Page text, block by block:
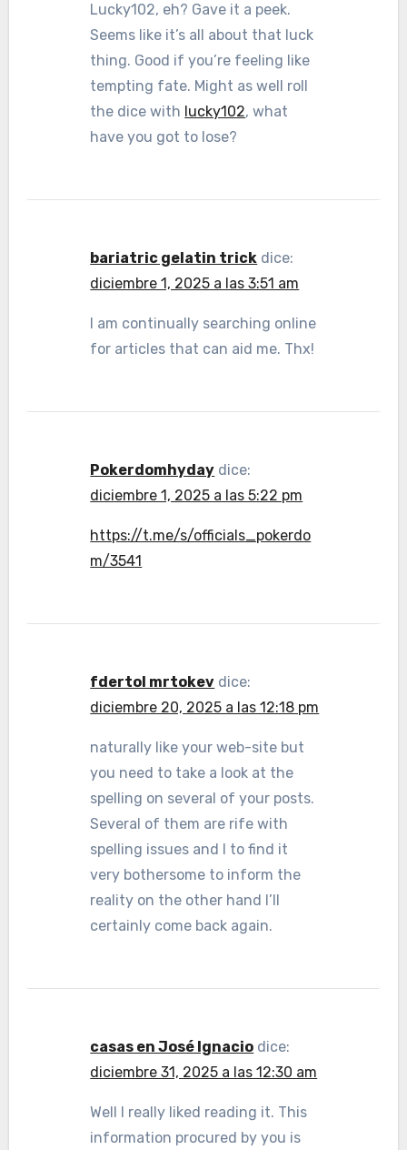
Lucky102, eh? Gave it a peek.
Seems like it’s all about that luck
thing. Good if you’re feeling like
tempting fate. Might as well roll
the dice with lucky102, what
have you got to lose?
bariatric gelatin trick dice:
diciembre 1, 2025 a las 3:51 am
I am continually searching online
for articles that can aid me. Thx!
Pokerdomhyday dice:
diciembre 1, 2025 a las 5:22 pm
https://t.me/s/officials_pokerdo
m/3541
fdertol mrtokev dice:
diciembre 20, 2025 a las 12:18 pm
naturally like your web-site but
you need to take a look at the
spelling on several of your posts.
Several of them are rife with
spelling issues and I to find it
very bothersome to inform the
reality on the other hand I’ll
certainly come back again.
casas en José Ignacio dice:
diciembre 31, 2025 a las 12:30 am
Well I really liked reading it. This
information procured by you is